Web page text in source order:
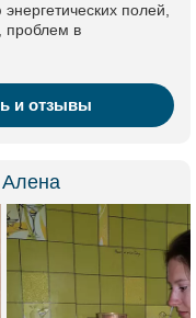
полей,
проблем в
и отзывы